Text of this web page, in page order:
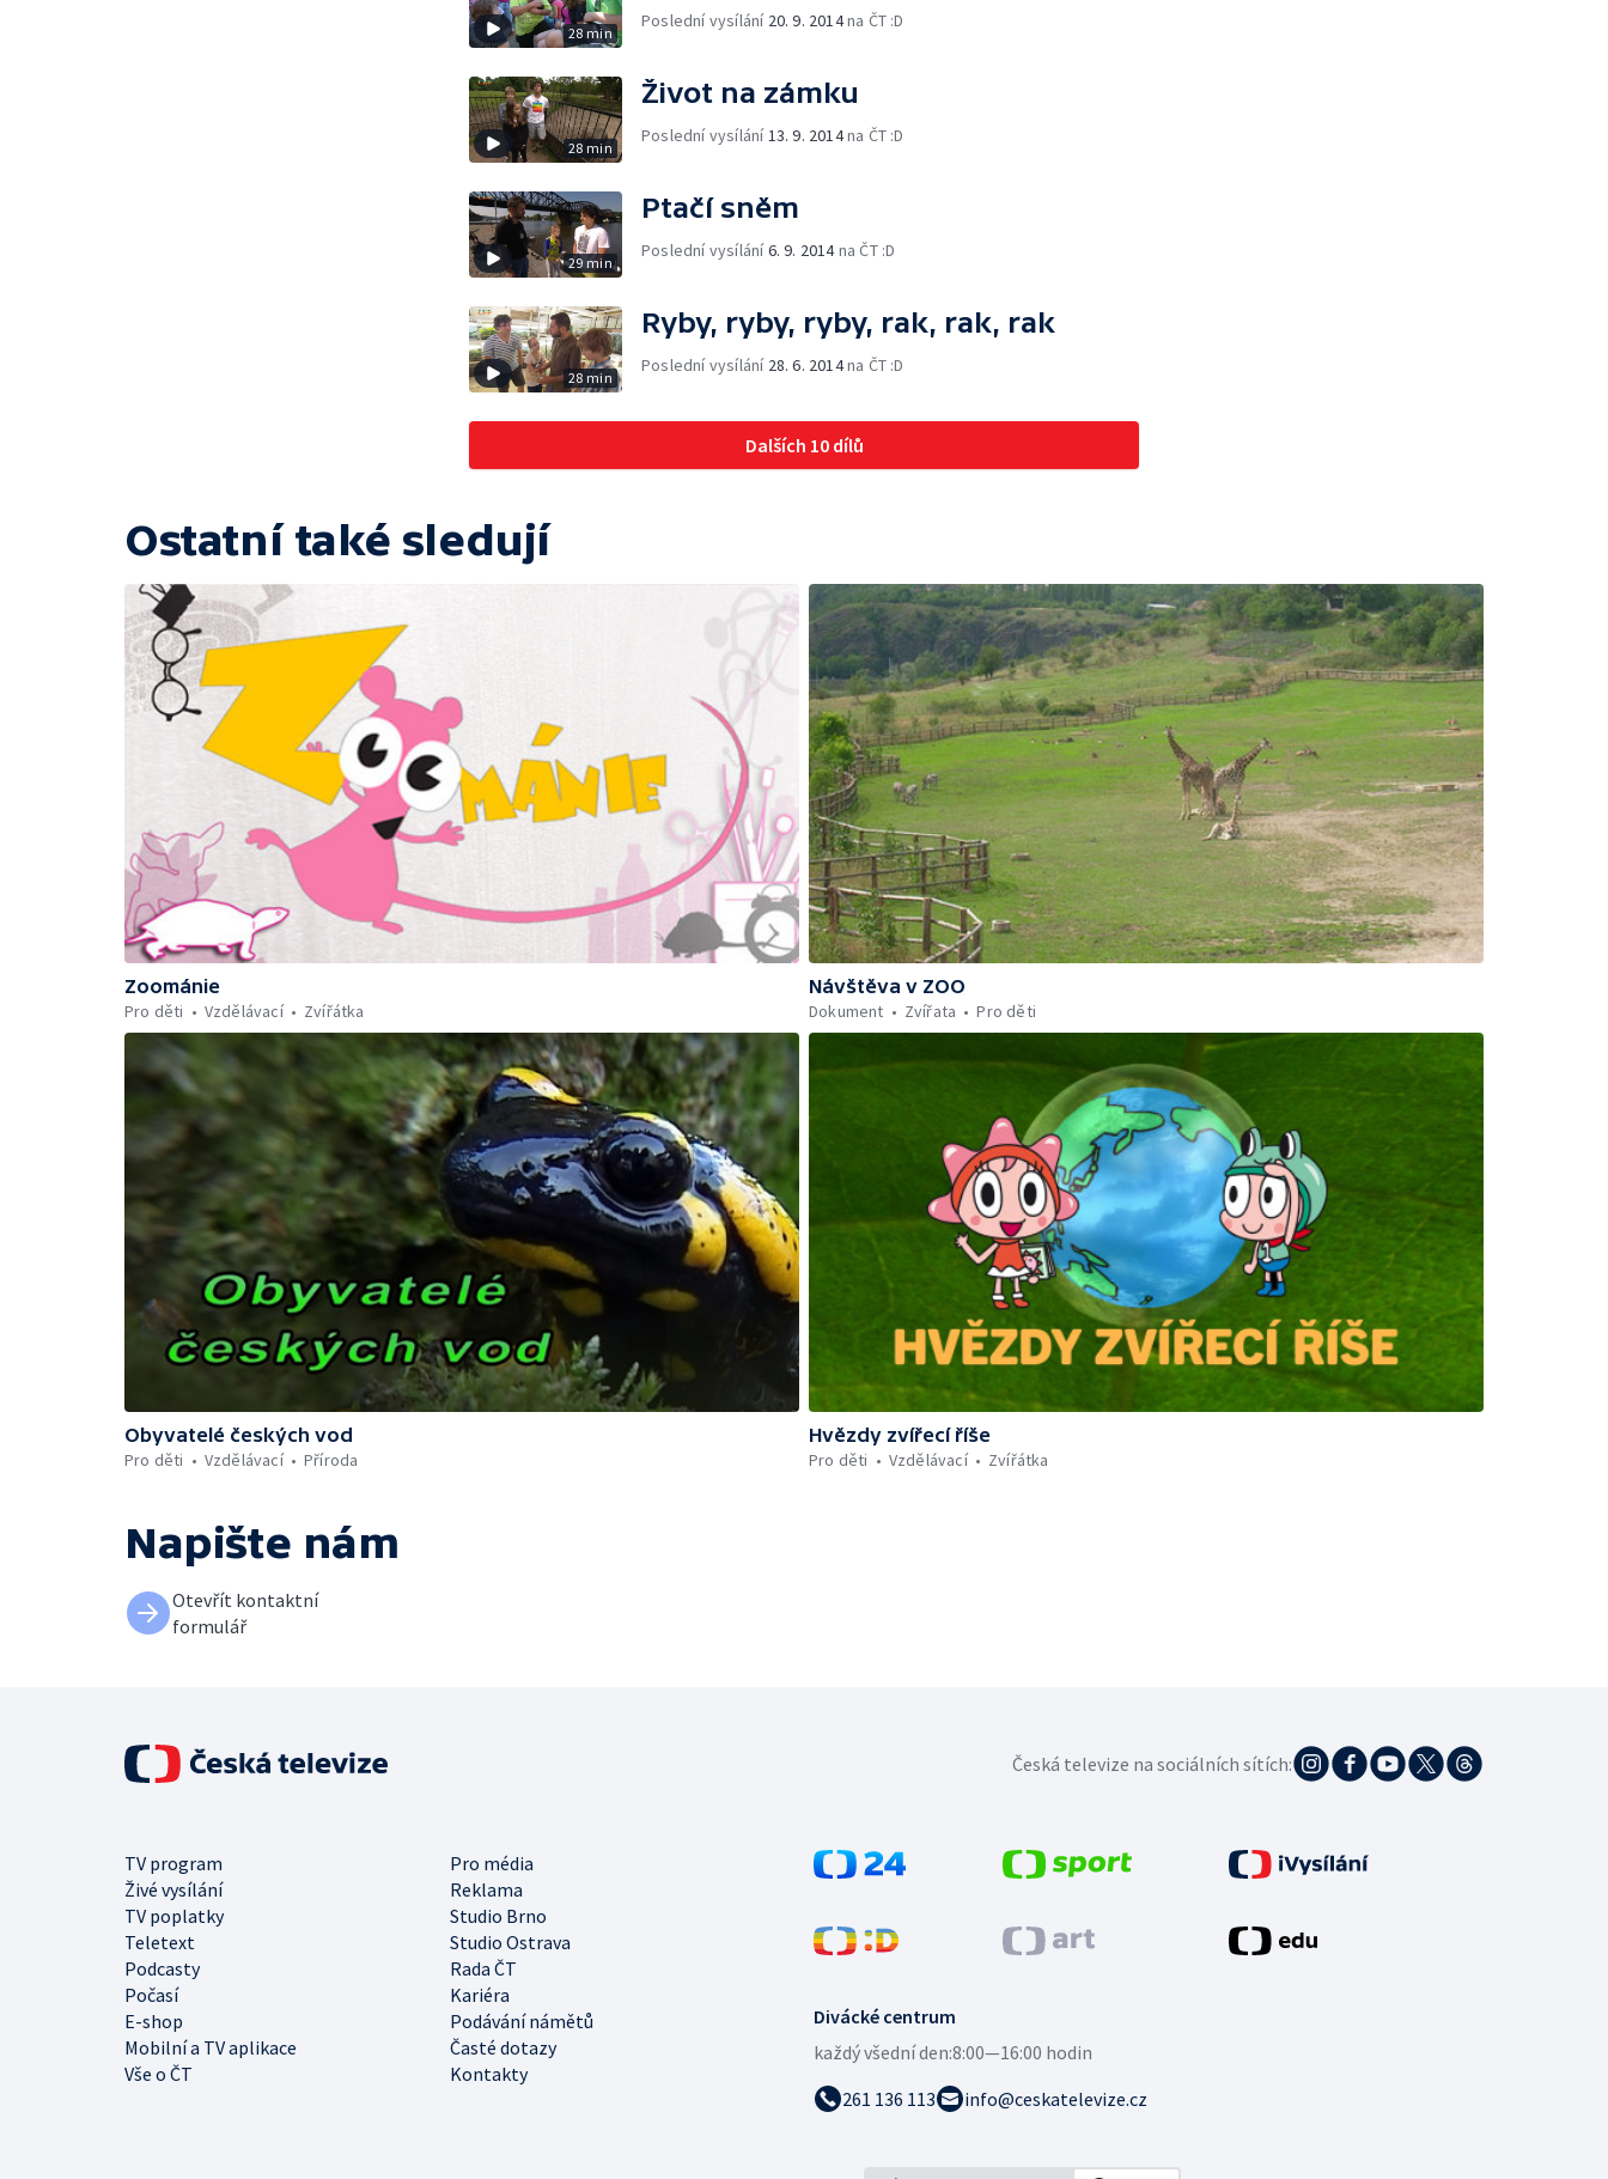
28 min
Poslední vysílání 20. 9. 2014na ČT :D
28 min
Život na zámku
Poslední vysílání 13. 9. 2014na ČT :D
29 min
Ptačí sněm
Poslední vysílání6. 9. 2014na ČT :D
28 min
Ryby, ryby, ryby, rak, rak, rak
Poslední vysílání 28. 6. 2014na ČT :D
Dalších 10 dílů
Ostatní také sledují
Zoománie
Pro děti
Vzdělávací Zvířátka
Návštěva v ZOO
Dokument
Zvířata Pro děti
Obyvatelé českých vod
Pro děti
Vzdělávací Příroda
Hvězdy zvířecí říše
Pro děti
Vzdělávací Zvířátka
Napište nám
Otevřít kontaktní
formulář
Divácké centrum
každý všední den:8:00—16:00 hodin
261 136 113
info@ceskatelevize.cz
TV program
Pro média
Živé vysílání
Reklama
TV poplatky
Studio Brno
Teletext
Studio Ostrava
Podcasty
Rada ČT
Počasí
Kariéra
E-shop
Podávání námětů
Mobilní a TV aplikace
Časté dotazy
Vše o ČT
Kontakty
Česká televize na sociálních sítích: